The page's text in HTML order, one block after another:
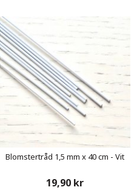
Blomstertråd 1,5 mm x 40 cm - Vit
19,90 kr